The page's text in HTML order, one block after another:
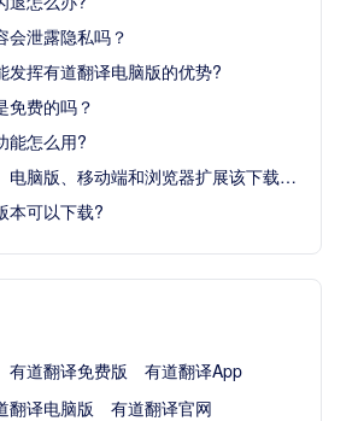
会泄露隐私吗？
发挥有道翻译电脑版的优势?
免费的吗？
能怎么用?
有道翻译网页版、电脑版、移动端和浏览器扩展该下载哪个?
本可以下载?
有道翻译免费版
有道翻译App
翻译电脑版
有道翻译官网